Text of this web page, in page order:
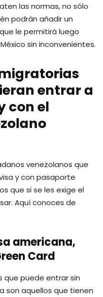
las normas, no sólo
podrán añadir un
le permitirá luego
sin inconvenientes.
entrar a
con el
venezolanos que
y con pasaporte
que si se les exige el
Aquí conoces de
americana,
Card
que puede entrar sin
son aquellos que tienen